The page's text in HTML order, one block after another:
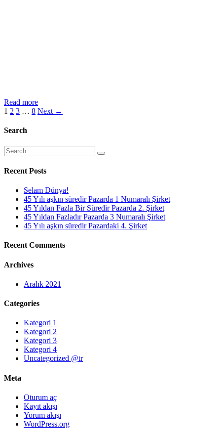
Read moreMIRAGE
REZİDANS
Yazı
sayfalaması
1 2 3 … 8 Next →
Search
Search
for:
Recent Posts
Selam Dünya!
45 Yılı aşkın süredir Pazarda 1 Numaralı Şirket
45 Yıldan Fazla Bir Süredir Pazarda 2. Şirket
45 Yıldan Fazladır Pazarda 3 Numaralı Şirket
45 Yılı aşkın süredir Pazardaki 4. Şirket
Recent Comments
Archives
Aralık 2021
Categories
Kategori 1
Kategori 2
Kategori 3
Kategori 4
Uncategorized @tr
Meta
Oturum aç
Kayıt akışı
Yorum akışı
WordPress.org